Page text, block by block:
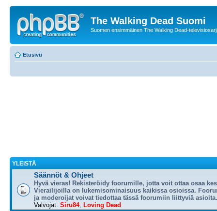
The Walking Dead Suomi
Suomen ensimmäinen The Walking Dead-
Etusivu
YLEISTÄ
Säännöt & Ohjeet
Hyvä vieras! Rekisteröidy foorumille, jotta voit ottaa osaa
Vierailijoilla on lukemisominaisuus kaikissa osioissa.
ja moderoijat voivat tiedottaa tässä foorumiin liittyviä asioita.
Valvojat: Siru84, Loving Dead